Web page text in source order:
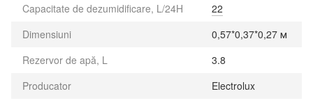
Capacitate de dezumidificare, L/24H
22
Dimensiuni
0,57*0,37*0,27 м
Rezervor de apă, L
3.8
Producator
Electrolux